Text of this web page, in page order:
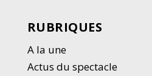
RUBRIQUES
A la une
Actus du spectacle